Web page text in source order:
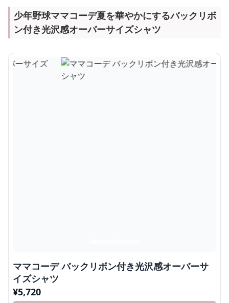
少年野球ママコーデ夏を華やかにするバックリボ
ン付き光沢感オーバーサイズシャツ
ママコーデ バックリボン付き光沢感オーバーサ
イズシャツ
¥5,720